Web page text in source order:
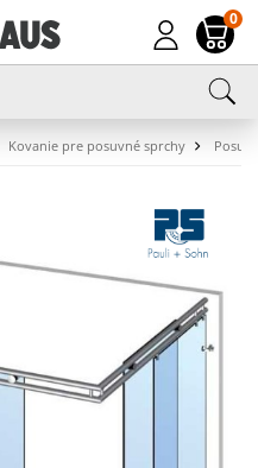
0
Kovanie pre posuvné sprchy